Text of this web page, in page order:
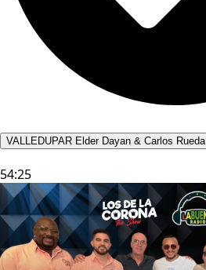
VALLEDUPAR Elder Dayan & Carlos Rueda
54:25